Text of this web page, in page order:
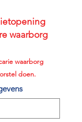
waarborg
waarborg
doen.